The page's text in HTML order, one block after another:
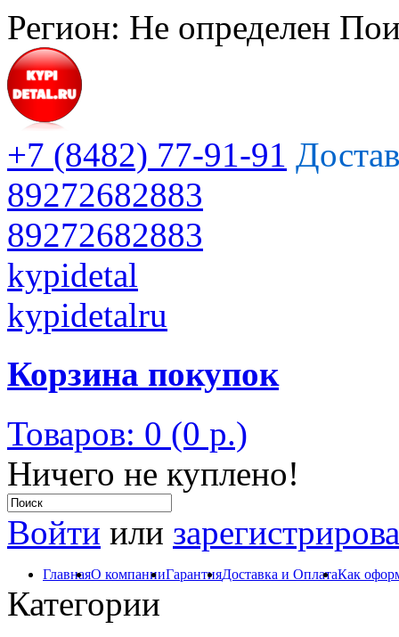
Регион: Не определен
+7 (8482) 77-91-91
89272682883
89272682883
kypidetal
kypidetalru
Корзина покупок
Товаров: 0 (0 р.)
Ничего не куплено!
Войти или
ГлавнаяО компанииГарантияДоставка и ОплатаКак
Категории